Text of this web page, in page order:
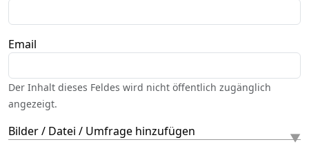
Email
Der Inhalt dieses Feldes wird nicht öffentlich zugänglich
angezeigt.
Bilder / Datei / Umfrage hinzufügen